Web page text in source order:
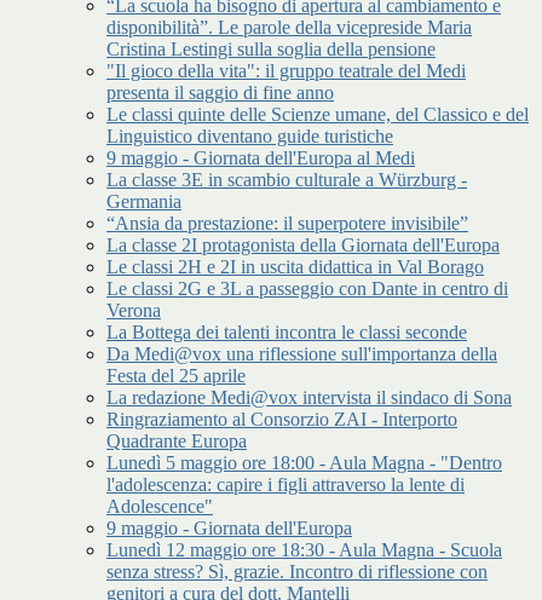
“La scuola ha bisogno di apertura al cambiamento e
disponibilità”. Le parole della vicepreside Maria
Cristina Lestingi sulla soglia della pensione
"Il gioco della vita": il gruppo teatrale del Medi
presenta il saggio di fine anno
Le classi quinte delle Scienze umane, del Classico e del
Linguistico diventano guide turistiche
9 maggio - Giornata dell'Europa al Medi
La classe 3E in scambio culturale a Würzburg -
Germania
“Ansia da prestazione: il superpotere invisibile”
La classe 2I protagonista della Giornata dell'Europa
Le classi 2H e 2I in uscita didattica in Val Borago
Le classi 2G e 3L a passeggio con Dante in centro di
Verona
La Bottega dei talenti incontra le classi seconde
Da Medi@vox una riflessione sull'importanza della
Festa del 25 aprile
La redazione Medi@vox intervista il sindaco di Sona
Ringraziamento al Consorzio ZAI - Interporto
Quadrante Europa
Lunedì 5 maggio ore 18:00 - Aula Magna - "Dentro
l'adolescenza: capire i figli attraverso la lente di
Adolescence"
9 maggio - Giornata dell'Europa
Lunedì 12 maggio ore 18:30 - Aula Magna - Scuola
senza stress? Sì, grazie. Incontro di riflessione con
genitori a cura del dott. Mantelli